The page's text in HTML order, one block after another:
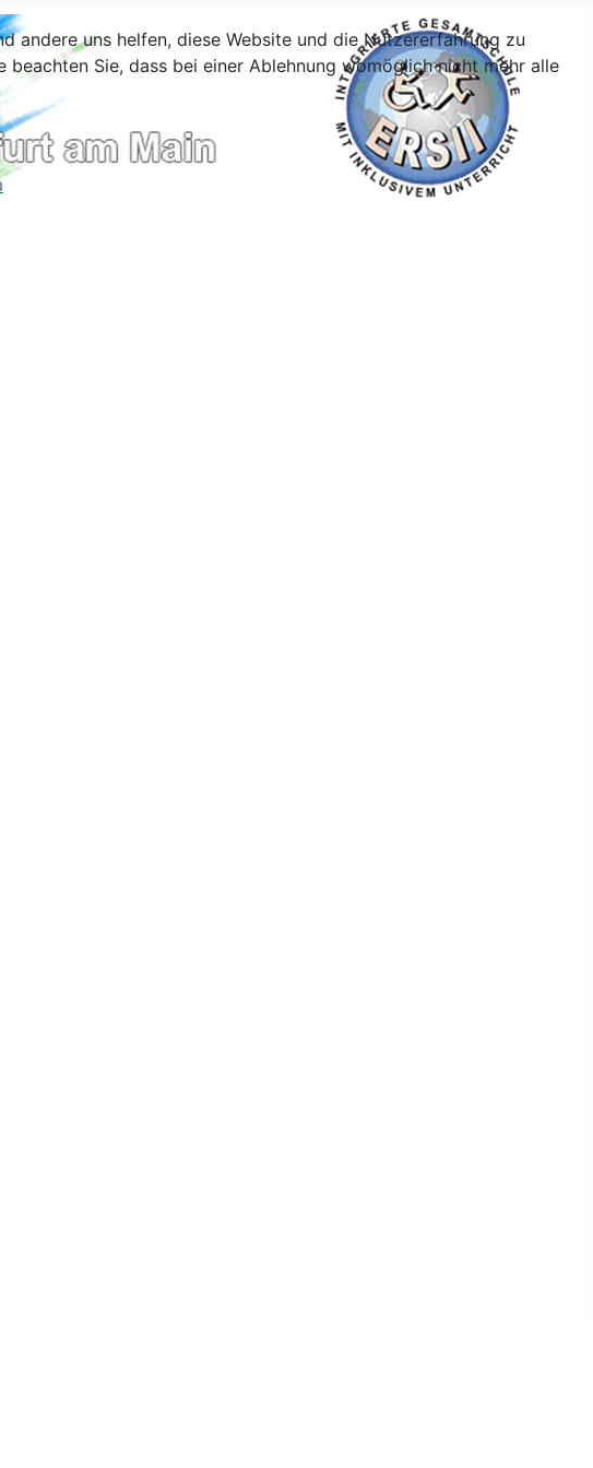
andere uns helfen, diese Website und die Nutzererfahrung zu
Sie, dass bei einer Ablehnung womöglich nicht mehr alle